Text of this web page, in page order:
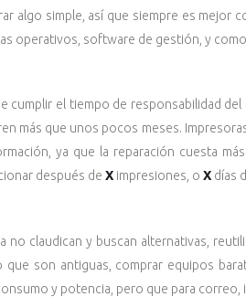
algo simple, así que siempre es mejor
operativos, software de gestión, y
el tiempo de responsabilidad del
más que unos pocos meses.
ya que la reparación cuesta
después de X impresiones, o X días
claudican y buscan alternativas,
son antiguas, comprar equipos
y potencia, pero que para